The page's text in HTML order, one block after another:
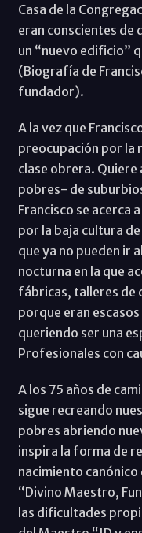
Casa de la
eran conscientes de
un “nuevo edificio”
(Biografía de
fundador).
A la vez que
preocupación por la
clase obrera.
pobres- de
Francisco se acerca
por la baja cultura
que ya no pueden ir
nocturna en la que
fábricas, talleres de
porque eran
queriendo ser una
Profesionales con
A los 75 años de
sigue recreando
pobres abriendo
inspira la forma de
nacimiento canónico
“Divino Maestro,
las dificultades